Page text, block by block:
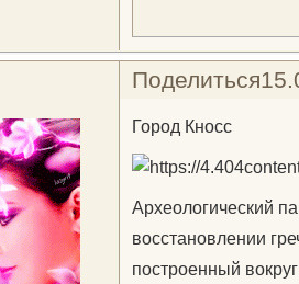
Поделиться
Город Кносс
Археологический
восстановлении
построенный